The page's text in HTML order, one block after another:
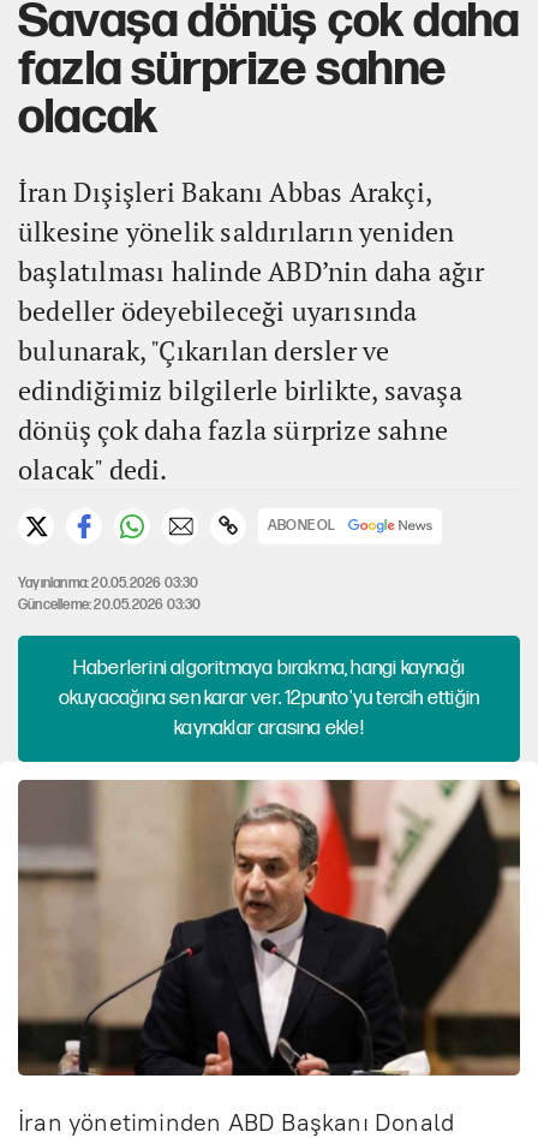
Savaşa dönüş çok daha
fazla sürprize sahne
olacak
İran Dışişleri Bakanı Abbas Arakçi,
ülkesine yönelik saldırıların yeniden
başlatılması halinde ABD’nin daha ağır
bedeller ödeyebileceği uyarısında
bulunarak, "Çıkarılan dersler ve
edindiğimiz bilgilerle birlikte, savaşa
dönüş çok daha fazla sürprize sahne
olacak" dedi.
ABONE OL
Yayınlanma: 20.05.2026 03:30
Güncelleme: 20.05.2026 03:30
Haberlerini algoritmaya bırakma, hangi kaynağı
okuyacağına sen karar ver. 12punto'yu tercih ettiğin
kaynaklar arasına ekle!
İran yönetiminden ABD Başkanı Donald